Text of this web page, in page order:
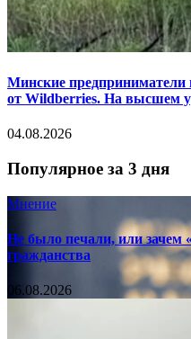
Минские предприниматели
от Wildberries. На высшем
04.08.2026
Популярное за 3 дня
Мнение
Не было печали, или зачем
гражданства
06.08.2026